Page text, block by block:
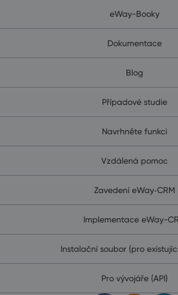
eWay-Booky
Dokumentace
Blog
Případové studie
Navrhněte funkci
Vzdálená pomoc
Zavedení eWay‑CRM
Implementace eWay-
Instalační soubor (pro
Pro vývojáře (API)